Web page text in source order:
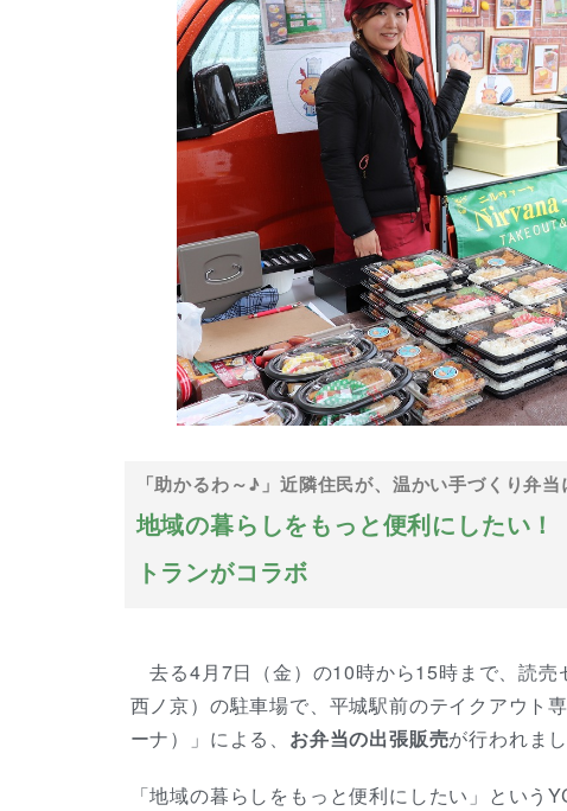
「助かるわ～♪」近隣住民が、温かい手づくり弁
地域の暮らしをもっと便利にしたい
トランがコラボ
去る4月7日（金）の10時から15時まで、読
西ノ京）の駐車場で、平城駅前のテイクアウト
ーナ）」による、 お弁当の出張販売が行われまし
「地域の暮らしをもっと便利にしたい」とい